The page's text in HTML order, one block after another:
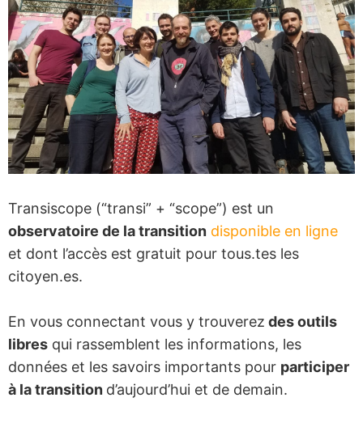
Transiscope (“transi” + “scope”) est un
observatoire de la transition disponible en ligne
et dont l’accès est gratuit pour tous.tes les
citoyen.es.
En vous connectant vous y trouverez des outils
libres qui rassemblent les informations, les
données et les savoirs importants pour participer
à la transition d’aujourd’hui et de demain.